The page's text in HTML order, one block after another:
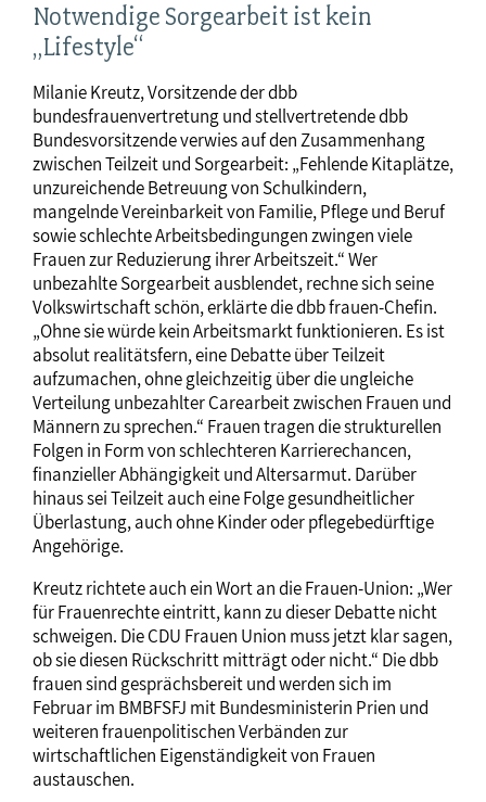
Notwendige Sorgearbeit ist kein
„Lifestyle“
Milanie Kreutz, Vorsitzende der dbb
bundesfrauenvertretung und stellvertretende dbb
Bundesvorsitzende verwies auf den Zusammenhang
zwischen Teilzeit und Sorgearbeit: „Fehlende Kitaplätze,
unzureichende Betreuung von Schulkindern,
mangelnde Vereinbarkeit von Familie, Pflege und Beruf
sowie schlechte Arbeitsbedingungen zwingen viele
Frauen zur Reduzierung ihrer Arbeitszeit.“ Wer
unbezahlte Sorgearbeit ausblendet, rechne sich seine
Volkswirtschaft schön, erklärte die dbb frauen-Chefin.
„Ohne sie würde kein Arbeitsmarkt funktionieren. Es ist
absolut realitätsfern, eine Debatte über Teilzeit
aufzumachen, ohne gleichzeitig über die ungleiche
Verteilung unbezahlter Carearbeit zwischen Frauen und
Männern zu sprechen.“ Frauen tragen die strukturellen
Folgen in Form von schlechteren Karrierechancen,
finanzieller Abhängigkeit und Altersarmut. Darüber
hinaus sei Teilzeit auch eine Folge gesundheitlicher
Überlastung, auch ohne Kinder oder pflegebedürftige
Angehörige.
Kreutz richtete auch ein Wort an die Frauen-Union: „Wer
für Frauenrechte eintritt, kann zu dieser Debatte nicht
schweigen. Die CDU Frauen Union muss jetzt klar sagen,
ob sie diesen Rückschritt mitträgt oder nicht.“ Die dbb
frauen sind gesprächsbereit und werden sich im
Februar im BMBFSFJ mit Bundesministerin Prien und
weiteren frauenpolitischen Verbänden zur
wirtschaftlichen Eigenständigkeit von Frauen
austauschen.